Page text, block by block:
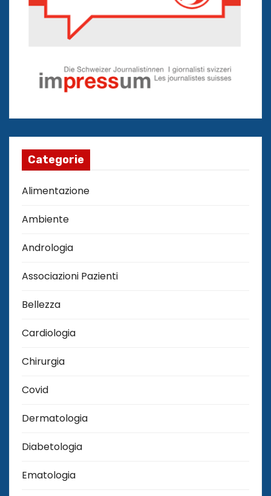
Categorie
Alimentazione
Ambiente
Andrologia
Associazioni Pazienti
Bellezza
Cardiologia
Chirurgia
Covid
Dermatologia
Diabetologia
Ematologia